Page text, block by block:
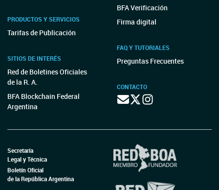
PRODUCTOS Y SERVICIOS
Tarifas de Publicación
SITIOS DE INTERÉS
Red de Boletines Oficiales
de la R. A.
BFA Blockchain Federal
Argentina
BFA Verificación
Firma digital
FAQ Y TUTORIALES
Preguntas Frecuentes
CONTACTO
Secretaría
Legal y Técnica
Boletín Oficial
de la República Argentina